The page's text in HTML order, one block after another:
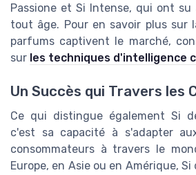
Passione et Si Intense, qui ont
tout âge. Pour en savoir plus sur
parfums captivent le marché,
sur les techniques d'intelligence
Un Succès qui Travers les
Ce qui distingue également Si
c'est sa capacité à s'adapter
consommateurs à travers le
Europe, en Asie ou en Amérique,